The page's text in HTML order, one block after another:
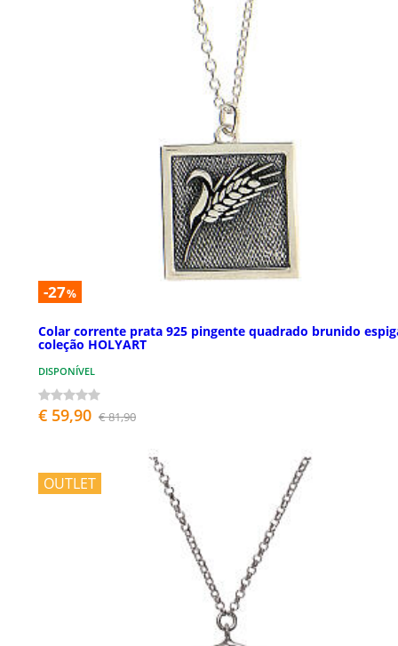
-27%
Colar corrente prata 925 pingente quadrado brunido
coleção HOLYART
DISPONÍVEL
€ 59,90 € 81,90
OUTLET